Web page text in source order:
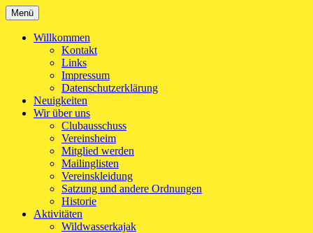
Zum
Inhalt
springen
Kanu-Club Turngemeinde München e.V.
Kanu fahren in München
Menü
Willkommen
Kontakt
Links
Impressum
Datenschutzerklärung
Neuigkeiten
Wir über uns
Clubausschuss
Vereinsheim
Mitglied werden
Mailinglisten
Vereinskleidung
Satzung und andere Ordnungen
Historie
Aktivitäten
Wildwasserkajak